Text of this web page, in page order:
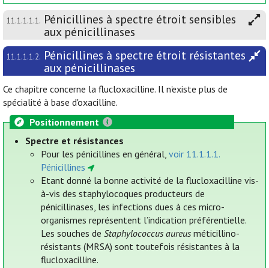
11.1.1.1.1. Pénicillines à spectre étroit sensibles
aux pénicillinases
11.1.1.1.2. Pénicillines à spectre étroit résistantes
aux pénicillinases
Ce chapitre concerne la flucloxacilline. Il n'existe plus de
spécialité à base d'oxacilline.
Positionnement
Spectre et résistances
Pour les pénicillines en général,voir 11.1.1.1.
Pénicillines
Etant donné la bonne activité de la flucloxacilline vis-
à-vis des staphylocoques producteurs de
pénicillinases, les infections dues à ces micro-
organismes représentent l’indication préférentielle.
Les souches deStaphylococcus aureus méticillino-
résistants (MRSA) sont toutefois résistantes à la
flucloxacilline.